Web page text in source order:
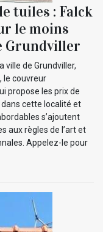
tuiles : Falck
le moins
Grundviller
ville de Grundviller,
le couvreur
propose les prix de
cette localité et
s’ajoutent
aux règles de l’art et
Appelez-le pour